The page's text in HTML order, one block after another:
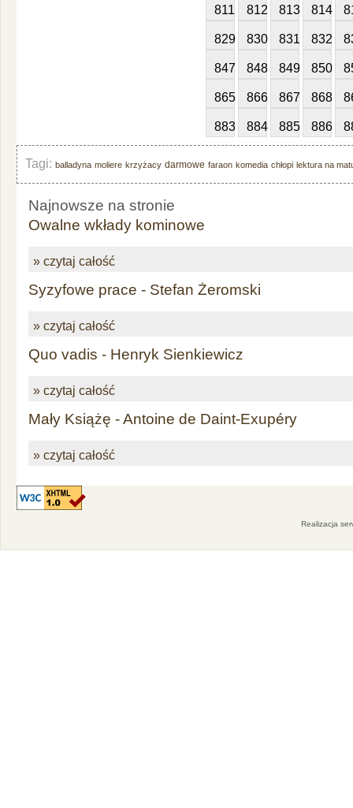
811 812 813 814
829 830 831 832
847 848 849 850
865 866 867 868
883 884 885 886
Tagi: balladyna moliere krzyżacy darmowe faraon komedia chłopi lektura na
Najnowsze na stronie
Owalne wkłady kominowe
» czytaj całość
Syzyfowe prace - Stefan Żeromski
» czytaj całość
Quo vadis - Henryk Sienkiewicz
» czytaj całość
Mały Książę - Antoine de Daint-Exupéry
» czytaj całość
Realizacja